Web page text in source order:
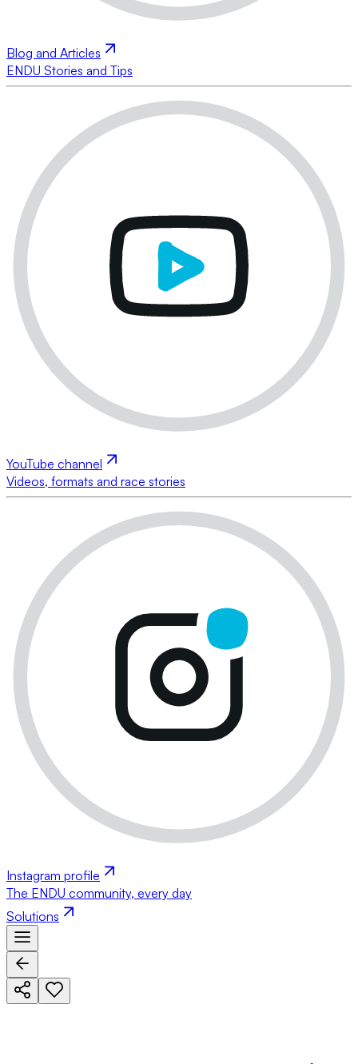
Blog and Articles
ENDU Stories and Tips
YouTube channel
Videos, formats and race stories
Instagram profile
The ENDU community, every day
Solutions